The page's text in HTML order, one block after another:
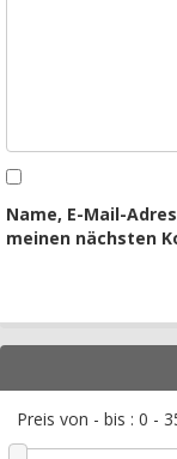
Name, E-Mail-
meinen nächsten
Preis von - bis : 0 -